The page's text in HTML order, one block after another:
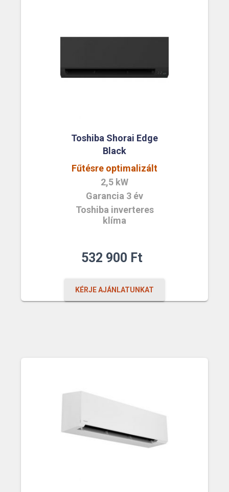
Toshiba Shorai Edge
Black
Fűtésre optimalizált
2,5 kW
Garancia 3 év
Toshiba inverteres
klíma
532 900 Ft
KÉRJE AJÁNLATUNKAT